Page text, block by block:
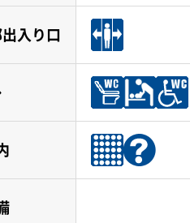
入り口